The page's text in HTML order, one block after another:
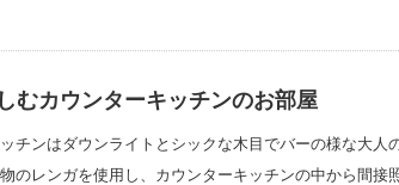
むカウンターキッチンのお部屋
チンはダウンライトとシックな木目でバーの様な大人
のレンガを使用し、カウンターキッチンの中から間接